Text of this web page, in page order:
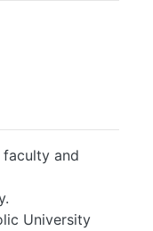
and
University